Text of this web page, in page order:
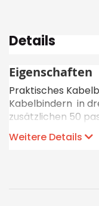
Details
Eigenschaften
Praktisches
Kabelbindern in
zusätzlichen 50
und Leitungen an
Geeignet für den
Weitere Details